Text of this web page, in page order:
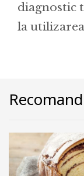
diagnostic
la